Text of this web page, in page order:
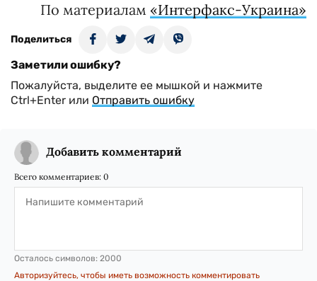
По материалам «Интерфакс-Украина»
Поделиться
Заметили ошибку?
Пожалуйста, выделите ее мышкой и нажмите
Ctrl+Enter или Отправить ошибку
Добавить комментарий
Всего комментариев: 0
Осталось символов: 2000
Авторизуйтесь, чтобы иметь возможность комментировать